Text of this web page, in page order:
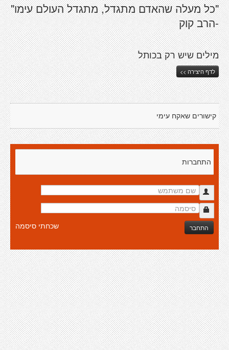
"כל מעלה שהאדם מתגדל, מתגדל העולם עימו"
-הרב קוק
מילים שיש רק בכותל
לדף היצירה >>
קישורים שאקח עימי
התחברות
התחבר שכחתי סיסמה